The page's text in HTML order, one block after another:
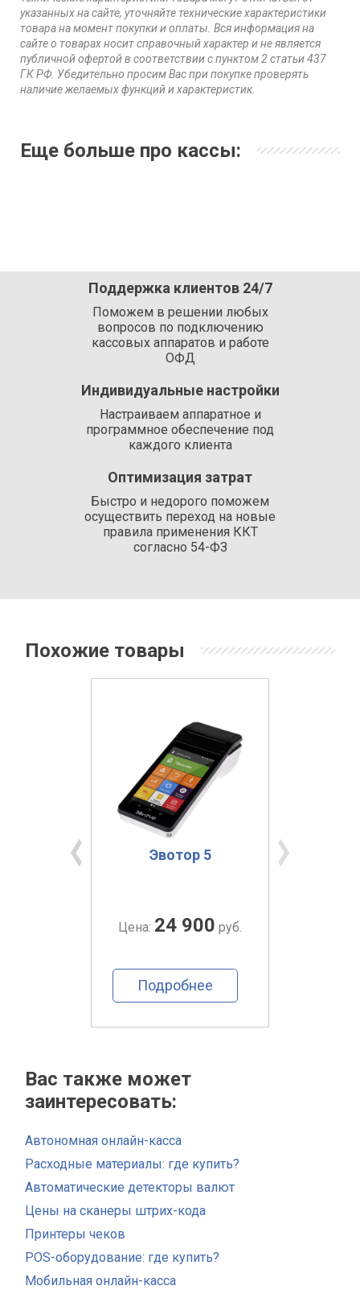
указанных на сайте, уточняйте технические характеристики
товара на момент покупки и оплаты. Вся информация на
сайте о товарах носит справочный характер и не является
публичной офертой в соответствии с пунктом 2 статьи 437
ГК РФ. Убедительно просим Вас при покупке проверять
наличие желаемых функций и характеристик.
Еще больше про кассы:
Поддержка клиентов 24/7
Поможем в решении любых
вопросов по подключению
кассовых аппаратов и работе
ОФД
Индивидуальные настройки
Настраиваем аппаратное и
программное обеспечение под
каждого клиента
Оптимизация затрат
Быстро и недорого поможем
осуществить переход на новые
правила применения ККТ
согласно 54-ФЗ
Похожие товары
Эвотор 5
Цена: 24 900 руб.
Подробнее
Вас также может
заинтересовать:
Автономная онлайн-касса
Расходные материалы: где купить?
Автоматические детекторы валют
Цены на сканеры штрих-кода
Принтеры чеков
POS-оборудование: где купить?
Мобильная онлайн-касса